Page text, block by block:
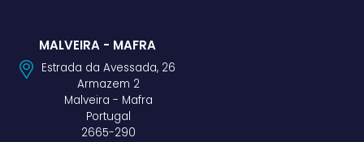
MALVEIRA - MAFRA
Estrada da Avessada, 26
Armazem 2
Malveira - Mafra
Portugal
2665-290